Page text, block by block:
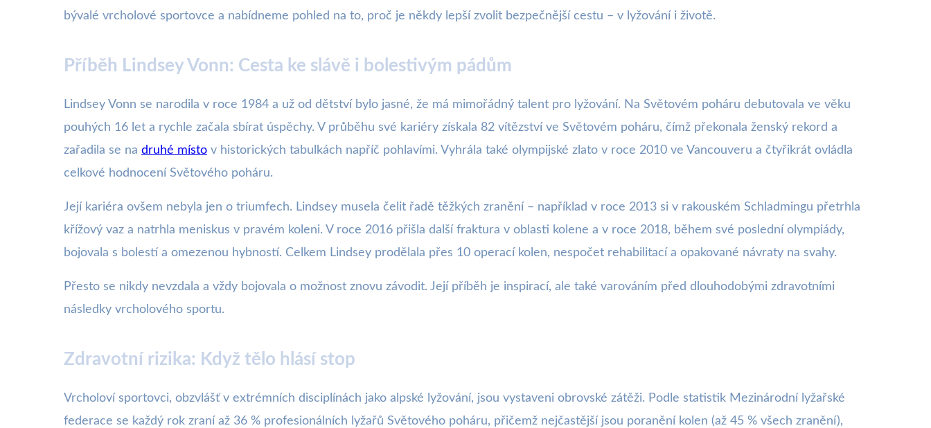
bývalé vrcholové sportovce a nabídneme pohled na to, proč je někdy lepší zvolit bezpečnější cestu – v lyžování i životě.
Příběh Lindsey Vonn: Cesta ke slávě i bolestivým pádům
Lindsey Vonn se narodila v roce 1984 a už od dětství bylo jasné, že má mimořádný talent pro lyžování. Na Světovém poháru debutovala ve věku
pouhých 16 let a rychle začala sbírat úspěchy. V průběhu své kariéry získala 82 vítězství ve Světovém poháru, čímž překonala ženský rekord a
zařadila se na druhé místo v historických tabulkách napříč pohlavími. Vyhrála také olympijské zlato v roce 2010 ve Vancouveru a čtyřikrát ovládla
celkové hodnocení Světového poháru.
Její kariéra ovšem nebyla jen o triumfech. Lindsey musela čelit řadě těžkých zranění – například v roce 2013 si v rakouském Schladmingu přetrhla
křížový vaz a natrhla meniskus v pravém koleni. V roce 2016 přišla další fraktura v oblasti kolene a v roce 2018, během své poslední olympiády,
bojovala s bolestí a omezenou hybností. Celkem Lindsey prodělala přes 10 operací kolen, nespočet rehabilitací a opakované návraty na svahy.
Přesto se nikdy nevzdala a vždy bojovala o možnost znovu závodit. Její příběh je inspirací, ale také varováním před dlouhodobými zdravotními
následky vrcholového sportu.
Zdravotní rizika: Když tělo hlásí stop
Vrcholoví sportovci, obzvlášť v extrémních disciplínách jako alpské lyžování, jsou vystaveni obrovské zátěži. Podle statistik Mezinárodní lyžařské
federace se každý rok zraní až 36 % profesionálních lyžařů Světového poháru, přičemž nejčastější jsou poranění kolen (až 45 % všech zranění),